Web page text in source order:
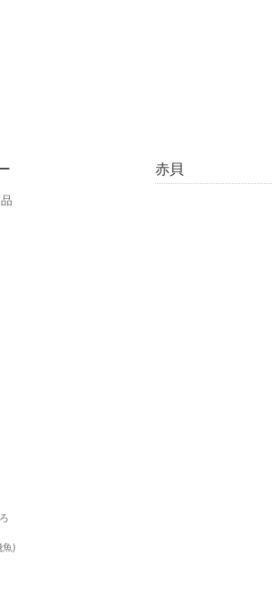
魚)
赤貝